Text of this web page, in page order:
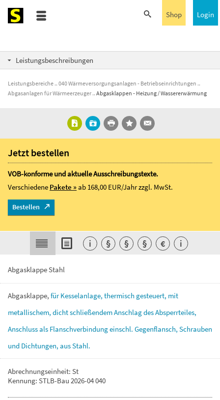
Login
Shop
Leistungsbeschreibungen
Leistungsbereiche
040 Wärmeversorgungsanlagen - Betriebseinrichtungen
Abgasanlagen für Wärmeerzeuger
Abgasklappen - Heizung / Wassererwärmung
Abgasklappe Stahl
Abgasklappe, fürKesselanlage, thermisch gesteuert, mit
metallischem, dichtschließendemAnschlagdesAbsperrteiles,
Anschlussals Flanschverbindungeinschl. Gegenflansch, Schrauben
und Dichtungen, ausStahl.
Abrechnungseinheit: St
Kennung: STLB-Bau 2026-04 040
Jetzt bestellen
VOB-konforme und aktuelle Ausschreibungstexte.
Verschiedene Pakete »ab 168,00 EUR/Jahrzzgl. MwSt.
Bestellen
i § § § € i